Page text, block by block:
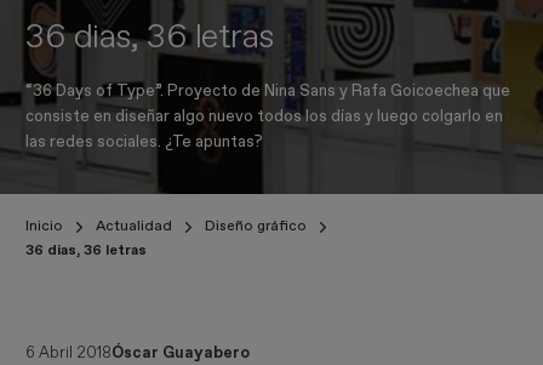
36 dias, 36 letras
“36 Days of Type”. Proyecto de Nina Sans y Rafa Goicoechea que
consiste en diseñar algo nuevo todos los días y luego colgarlo en
las redes sociales. ¿Te apuntas?
Inicio Actualidad
Diseño gráfico
36 dias, 36 letras
6 Abril 2018Óscar Guayabero